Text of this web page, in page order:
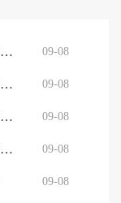
一种用于铝合金晶粒细化电磁能缓冲流槽装置 09-08
一种用于电磁能晶粒细化装置的升降机构 09-08
一种敞车用铝合金撑杆加工装置 09-08
一种敞车用铝合金撑杆尺寸检测装置 09-08
09-08